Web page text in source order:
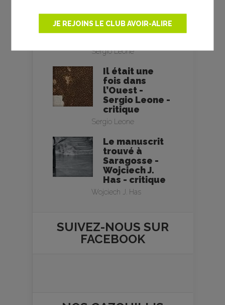
JE REJOINS LE CLUB AVOIR-ALIRE
truand - Sergio
Leone -
Sergio Leone
Il était une
fois dans
l’Ouest -
Sergio Leone -
critique
Sergio Leone
Le manuscrit
trouvé à
Saragosse -
Wojciech J.
Has - critique
Wojciech J. Has
SUIVEZ-NOUS SUR
FACEBOOK